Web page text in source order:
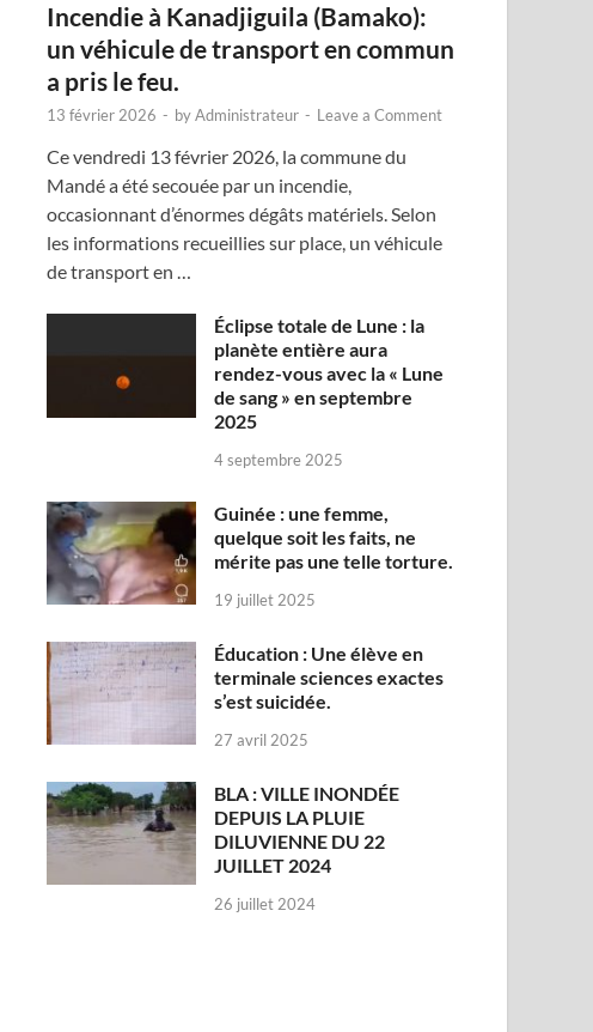
Incendie à Kanadjiguila (Bamako):
un véhicule de transport en commun
a pris le feu.
13 février 2026 - byAdministrateur - Leave a Comment
Ce vendredi 13 février 2026, la commune du
Mandé a été secouée par un incendie,
occasionnant d’énormes dégâts matériels. Selon
les informations recueillies sur place, un véhicule
de transport en …
Éclipse totale de Lune : la
planète entière aura
rendez-vous avec la « Lune
de sang » en septembre
2025
4 septembre 2025
Guinée : une femme,
quelque soit les faits, ne
mérite pas une telle torture.
19 juillet 2025
Éducation : Une élève en
terminale sciences exactes
s’est suicidée.
27 avril 2025
BLA : VILLE INONDÉE
DEPUIS LA PLUIE
DILUVIENNE DU 22
JUILLET 2024
26 juillet 2024